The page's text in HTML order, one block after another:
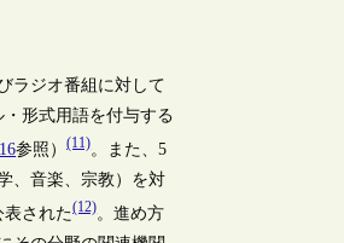
ラジオ番組に対して
・形式用語を付与する
参照）(11)。また、5
、音楽、宗教）を対
表された(12)。進め方